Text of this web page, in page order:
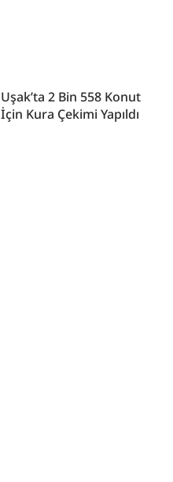
Uşak’ta 2 Bin 558 Konut
İçin Kura Çekimi Yapıldı